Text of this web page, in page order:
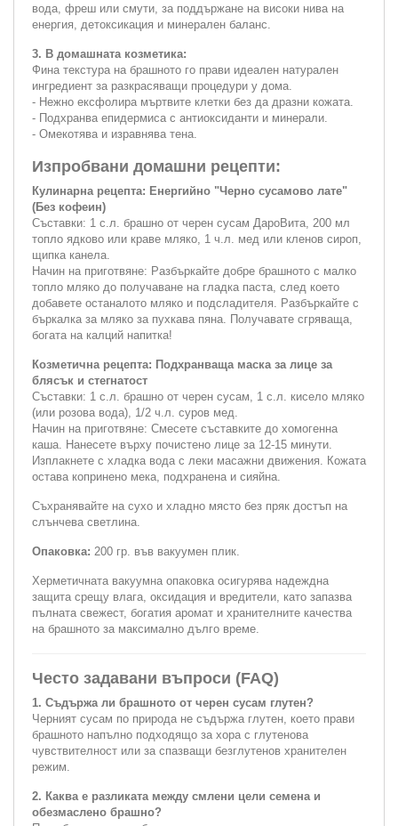
вода, фреш или смути, за поддържане на високи нива на
енергия, детоксикация и минерален баланс.
3. В домашната козметика:
Фина текстура на брашното го прави идеален натурален
ингредиент за разкрасяващи процедури у дома.
- Нежно ексфолира мъртвите клетки без да дразни кожата.
- Подхранва епидермиса с антиоксиданти и минерали.
- Омекотява и изравнява тена.
Изпробвани домашни рецепти:
Кулинарна рецепта: Енергийно "Черно сусамово лате"
(Без кофеин)
Съставки: 1 с.л. брашно от черен сусам ДароВита, 200 мл
топло ядково или краве мляко, 1 ч.л. мед или кленов сироп,
щипка канела.
Начин на приготвяне: Разбъркайте добре брашното с малко
топло мляко до получаване на гладка паста, след което
добавете останалото мляко и подсладителя. Разбъркайте с
бъркалка за мляко за пухкава пяна. Получавате сгряваща,
богата на калций напитка!
Козметична рецепта: Подхранваща маска за лице за
блясък и стегнатост
Съставки: 1 с.л. брашно от черен сусам, 1 с.л. кисело мляко
(или розова вода), 1/2 ч.л. суров мед.
Начин на приготвяне: Смесете съставките до хомогенна
каша. Нанесете върху почистено лице за 12-15 минути.
Изплакнете с хладка вода с леки масажни движения. Кожата
остава копринено мека, подхранена и сияйна.
Съхранявайте на сухо и хладно място без пряк достъп на
слънчева светлина.
Опаковка: 200 гр. във вакуумен плик.
Херметичната вакуумна опаковка осигурява надеждна
защита срещу влага, оксидация и вредители, като запазва
пълната свежест, богатия аромат и хранителните качества
на брашното за максимално дълго време.
Често задавани въпроси (FAQ)
1. Съдържа ли брашното от черен сусам глутен?
Черният сусам по природа не съдържа глутен, което прави
брашното напълно подходящо за хора с глутенова
чувствителност или за спазващи безглутенов хранителен
режим.
2. Каква е разликата между смлени цели семена и
обезмаслено брашно?